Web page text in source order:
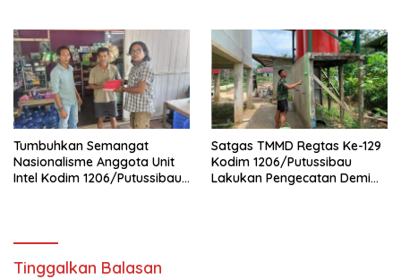
Tumbuhkan Semangat
Nasionalisme Anggota Unit
Intel Kodim 1206/Putussibau
Satgas TMMD Regtas Ke-129
Kodim 1206/Putussibau
Lakukan Pengecatan Demi
Tinggalkan Balasan